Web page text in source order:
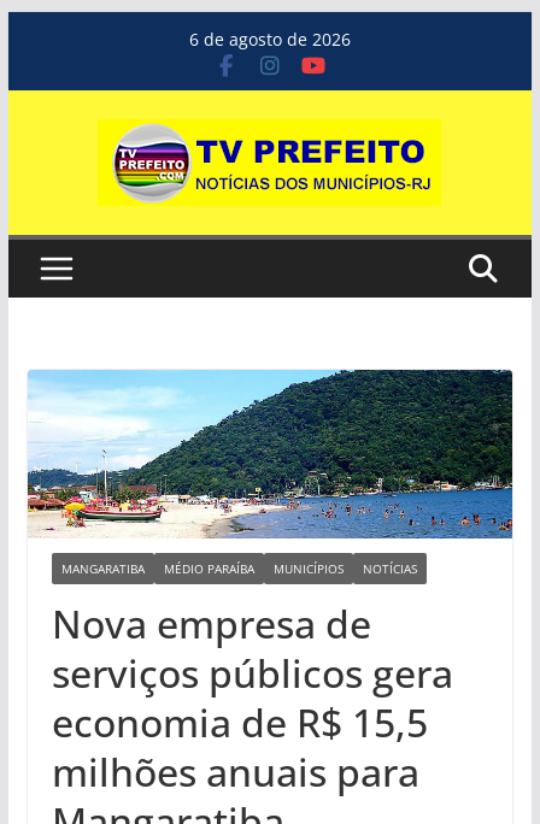
o
6 de agosto de 2026
MANGARATIBA MÉDIO PARAÍBA MUNICÍPIOS NOTÍCIAS
Nova empresa de
serviços públicos gera
economia de R$ 15,5
milhões anuais para